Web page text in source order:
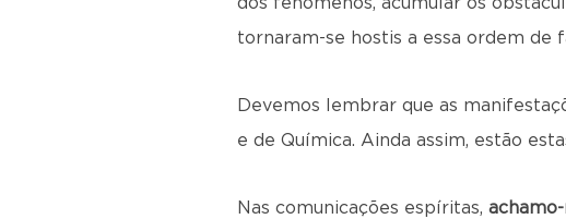
tornaram-se hostis a essa ordem de
Devemos lembrar que as
e de Química. Ainda assim, estão
Nas comunicações espíritas,